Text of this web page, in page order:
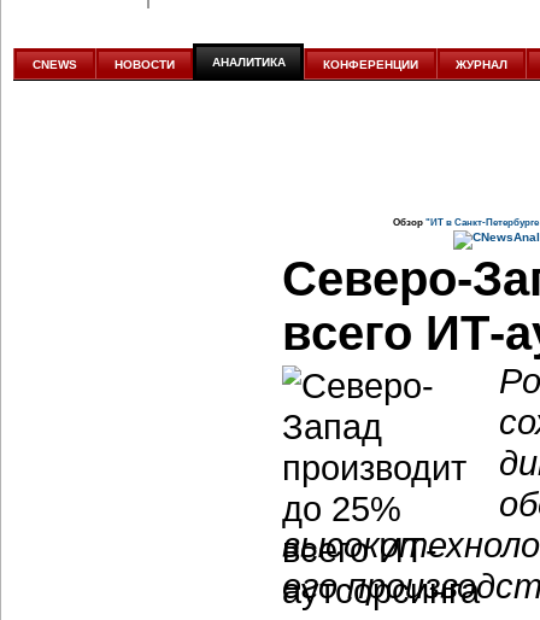
аналитике
CNEWS НОВОСТИ АНАЛИТИКА КОНФЕРЕНЦИИ ЖУРНАЛ
Обзор "ИТ в Санкт-Петербурге
Северо-
всего ИТ-
его